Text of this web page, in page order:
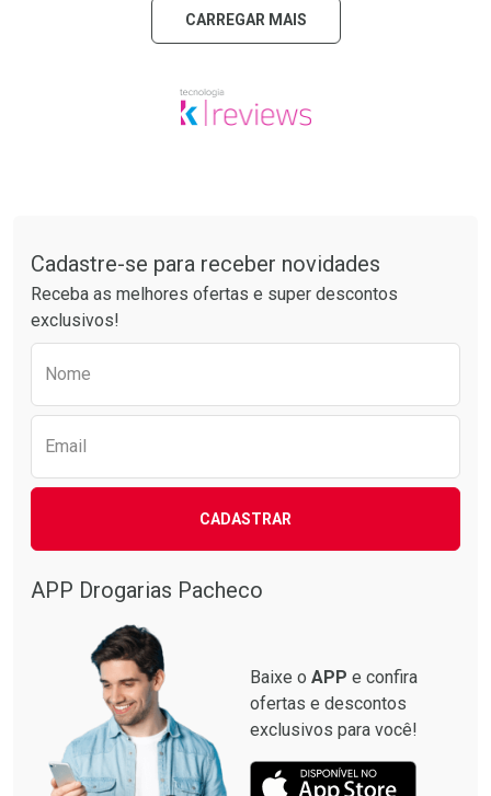
CARREGAR MAIS
Cadastre-se para receber novidades
Receba as melhores ofertas e super descontos
exclusivos!
Nome
Email
CADASTRAR
APP Drogarias Pacheco
Baixe o APP e confira
ofertas e descontos
exclusivos para você!